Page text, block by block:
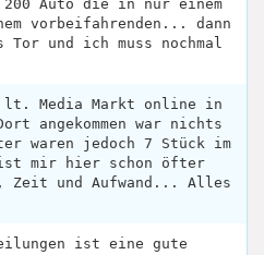
200 Auto die in nur einem
vorbeifahrenden... dann
und ich muss nochmal
Media Markt online in
angekommen war nichts
waren jedoch 7 Stück im
ist mir hier schon öfter
Zeit und Aufwand... Alles
ist eine gute